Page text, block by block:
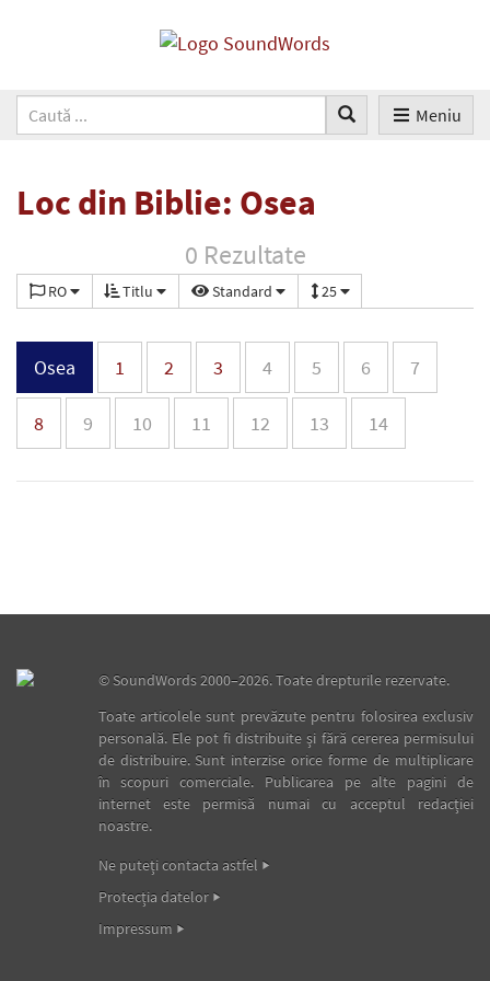
Meniu
Loc din Biblie: Osea
0 Rezultate
RO Titlu Standard 25
Osea 1 2 3 4 5 6 7
8 9 10 11 12 13 14
©SoundWords2000–2026. Toate drepturile rezervate.
Toate articolele sunt prevăzute pentru folosirea exclusiv
personală. Ele pot fi distribuite şi fără cererea permisului
de distribuire. Sunt interzise orice forme de multiplicare
în scopuri comerciale. Publicarea pe alte pagini de
internet este permisă numai cu acceptul redacţiei
noastre.
Ne puteţi contacta astfel
Protecţia datelor
Impressum